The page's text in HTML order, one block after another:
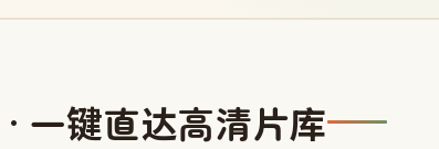
一键直达高清片库